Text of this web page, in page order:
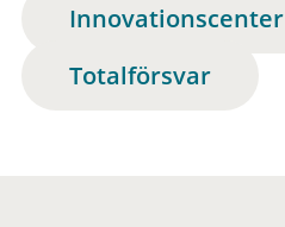
Innovationscenter
Totalförsvar